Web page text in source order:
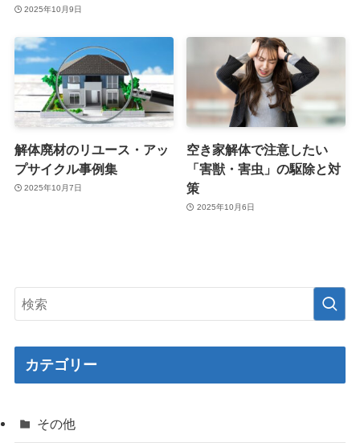
2025年10月9日
解体廃材のリユース・アッ
プサイクル事例集
2025年10月7日
空き家解体で注意したい
「害獣・害虫」の駆除と対
策
2025年10月6日
カテゴリー
その他